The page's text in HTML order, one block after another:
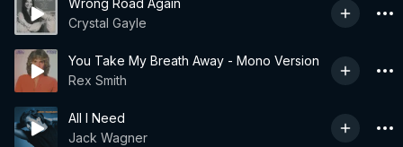
Wrong Road Again
Crystal Gayle
You Take My Breath Away - Mono Version
Rex Smith
All I Need
Jack Wagner